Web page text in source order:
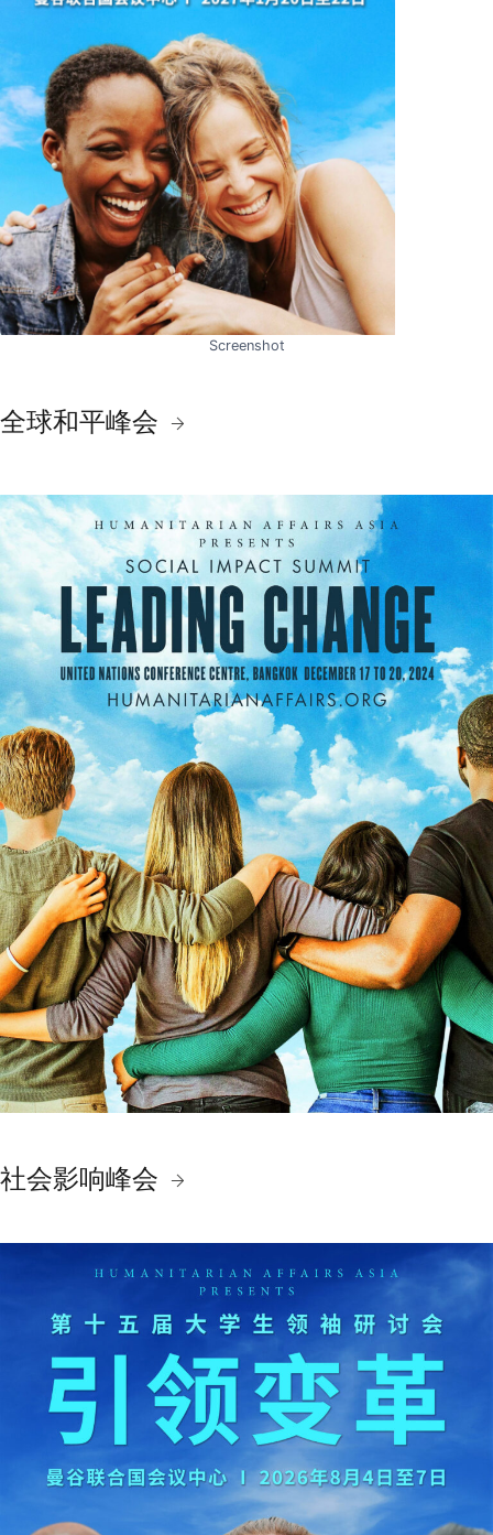
Screenshot
全球和平峰会
社会影响峰会